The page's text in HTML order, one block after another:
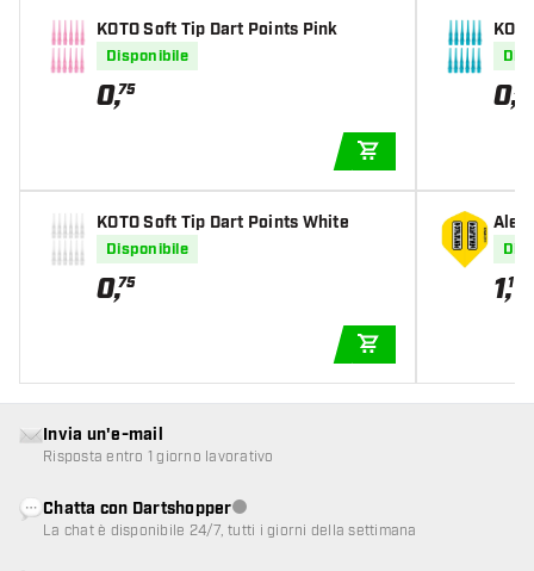
KOTO Soft Tip Dart Points Pink
Disponibile
0,75
KOTO Soft Tip Dart Points White
Disponibile
0,75
0,75
1,10
Invia un'e-mail
Risposta entro 1 giorno lavorativo
Chatta con DartshopperServizio clienti non disponibile
La chat è disponibile 24/7, tutti i giorni della settimana